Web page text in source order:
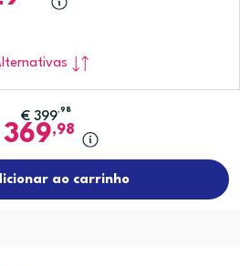
€ 399,98
369,98
ao carrinho